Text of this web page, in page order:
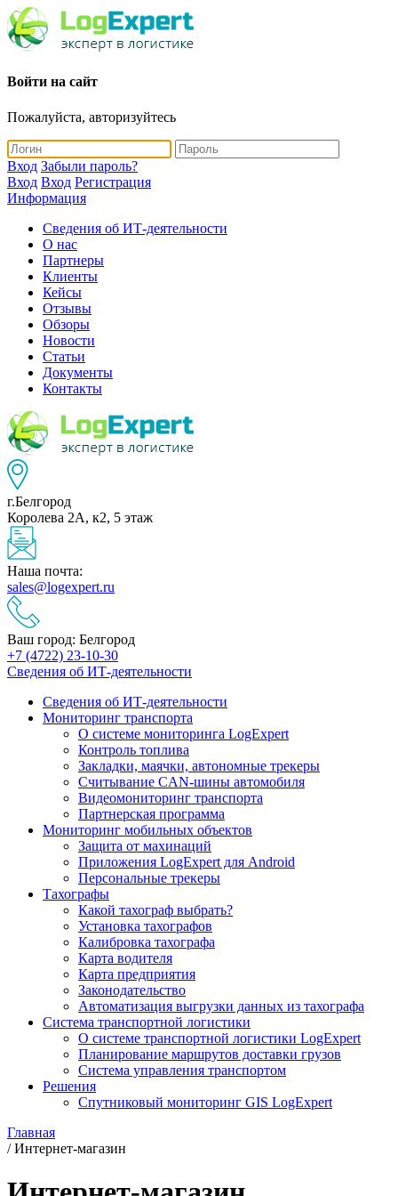
Войти на сайт
Пожалуйста, авторизуйтесь
Вход Забыли пароль?
Вход Вход Регистрация
Информация
Сведения об ИТ-деятельности
О нас
Партнеры
Клиенты
Кейсы
Отзывы
Обзоры
Новости
Статьи
Документы
Контакты
г.Белгород
Королева 2А, к2, 5 этаж
Наша почта:
sales@logexpert.ru
Ваш город: Белгород
+7 (4722) 23-10-30
Сведения об ИТ-деятельности
Сведения об ИТ-деятельности
Мониторинг транспорта
О системе мониторинга LogExpert
Контроль топлива
Закладки, маячки, автономные трекеры
Считывание CAN-шины автомобиля
Видеомониторинг транспорта
Партнерская программа
Мониторинг мобильных объектов
Защита от махинаций
Приложения LogExpert для Android
Персональные трекеры
Тахографы
Какой тахограф выбрать?
Установка тахографов
Калибровка тахографа
Карта водителя
Карта предприятия
Законодательство
Автоматизация выгрузки данных из тахографа
Система транспортной логистики
О системе транспортной логистики LogExpert
Планирование маршрутов доставки грузов
Система управления транспортом
Решения
Спутниковый мониторинг GIS LogExpert
Главная
/Интернет-магазин